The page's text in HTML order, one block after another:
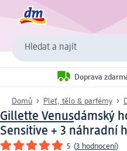
Hledat a najít
Doprava
Domů Pleť, tělo & parfémy
Gillette Venusdámský
Sensitive + 3 náhradní
5 (3 hodnocení)